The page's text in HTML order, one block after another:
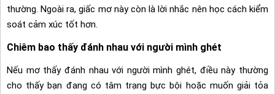
thường. Ngoài ra, giấc mơ này còn là lời nhắc nên học cách kiểm
soát cảm xúc tốt hơn.
Chiêm bao thấy đánh nhau với người mình ghét
Nếu mơ thấy đánh nhau với người mình ghét, điều này thường
cho thấy bạn đang có tâm trạng bực bội hoặc muốn giải tỏa